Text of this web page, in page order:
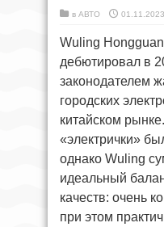
в АВТО
Wuling
дебютировал в
законодателем
городских
китайском
«электрички»
однако Wuling
идеальный
качеств: очень
при этом